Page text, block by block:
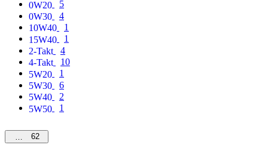
0W20
5
0W30
4
10W40
1
15W40
1
2-Takt
4
4-Takt
10
5W20
1
5W30
6
5W40
2
5W50
1
MPM62